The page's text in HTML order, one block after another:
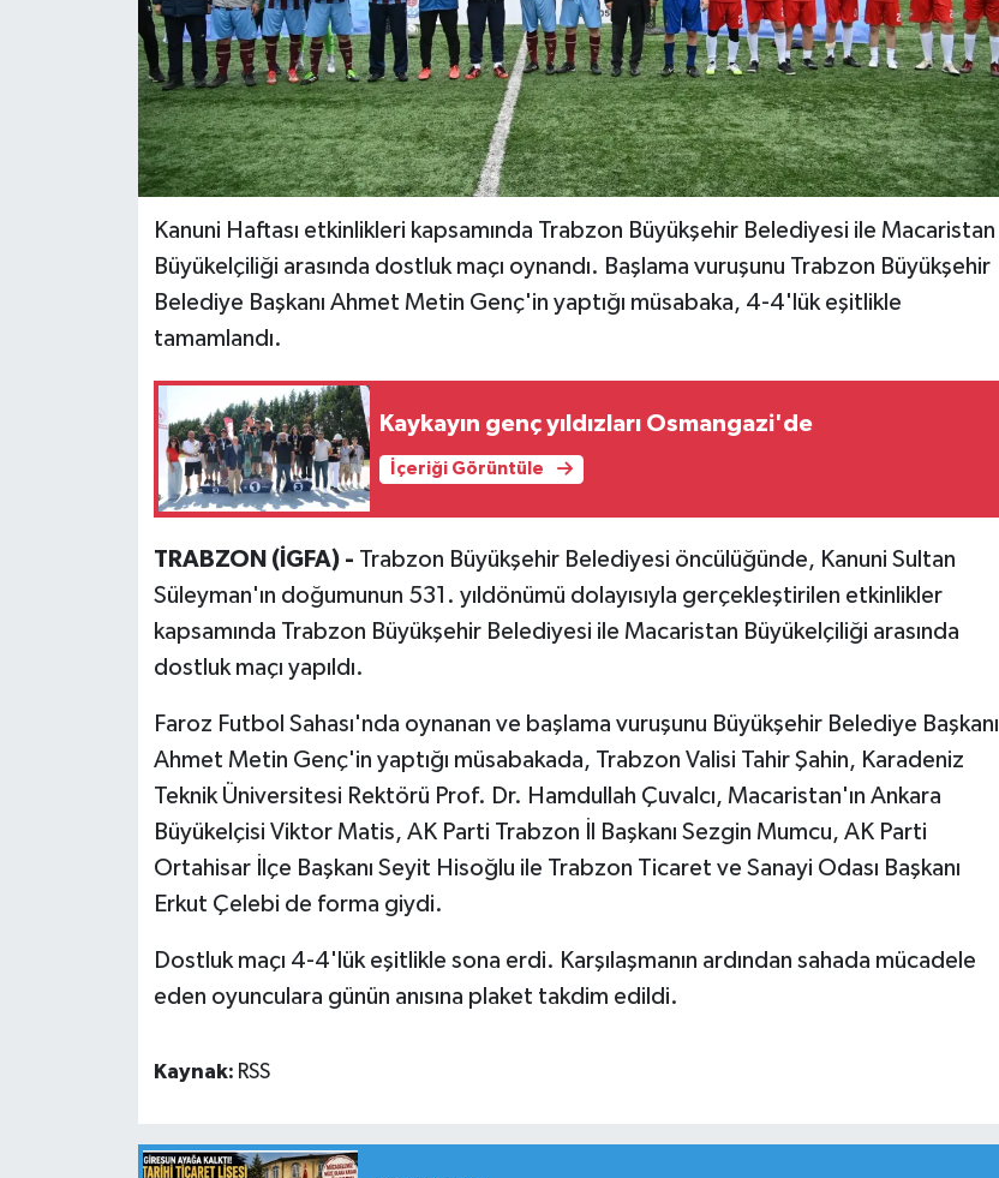
Kanuni Haftası etkinlikleri kapsamında Trabzon Büyükşehir Belediyesi ile Macaristan
Büyükelçiliği arasında dostluk maçı oynandı. Başlama vuruşunu Trabzon Büyükşehir
Belediye Başkanı Ahmet Metin Genç'in yaptığı müsabaka, 4-4'lük eşitlikle
tamamlandı.
Kaykayın genç yıldızları Osmangazi'de
İçeriği Görüntüle
TRABZON (İGFA) - Trabzon Büyükşehir Belediyesi öncülüğünde, Kanuni Sultan
Süleyman'ın doğumunun 531. yıldönümü dolayısıyla gerçekleştirilen etkinlikler
kapsamında Trabzon Büyükşehir Belediyesi ile Macaristan Büyükelçiliği arasında
dostluk maçı yapıldı.
Faroz Futbol Sahası'nda oynanan ve başlama vuruşunu Büyükşehir Belediye Başkanı
Ahmet Metin Genç'in yaptığı müsabakada, Trabzon Valisi Tahir Şahin, Karadeniz
Teknik Üniversitesi Rektörü Prof. Dr. Hamdullah Çuvalcı, Macaristan'ın Ankara
Büyükelçisi Viktor Matis, AK Parti Trabzon İl Başkanı Sezgin Mumcu, AK Parti
Ortahisar İlçe Başkanı Seyit Hisoğlu ile Trabzon Ticaret ve Sanayi Odası Başkanı
Erkut Çelebi de forma giydi.
Dostluk maçı 4-4'lük eşitlikle sona erdi. Karşılaşmanın ardından sahada mücadele
eden oyunculara günün anısına plaket takdim edildi.
Kaynak: RSS